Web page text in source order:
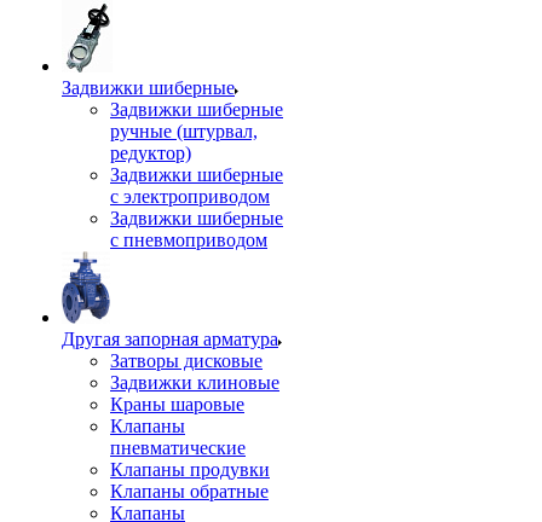
Задвижки шиберные
Задвижки шиберные
ручные (штурвал,
редуктор)
Задвижки шиберные
с электроприводом
Задвижки шиберные
с пневмоприводом
Другая запорная арматура
Затворы дисковые
Задвижки клиновые
Краны шаровые
Клапаны
пневматические
Клапаны продувки
Клапаны обратные
Клапаны